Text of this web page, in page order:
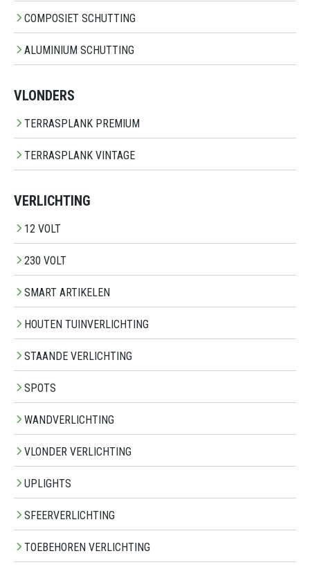
COMPOSIET SCHUTTING
ALUMINIUM SCHUTTING
VLONDERS
TERRASPLANK PREMIUM
TERRASPLANK VINTAGE
VERLICHTING
12 VOLT
230 VOLT
SMART ARTIKELEN
HOUTEN TUINVERLICHTING
STAANDE VERLICHTING
SPOTS
WANDVERLICHTING
VLONDER VERLICHTING
UPLIGHTS
SFEERVERLICHTING
TOEBEHOREN VERLICHTING